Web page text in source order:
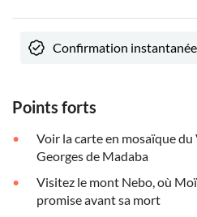
Confirmation instantanée
Points forts
Voir la carte en mosaïque du
Georges de Madaba
Visitez le mont Nebo, où
promise avant sa mort